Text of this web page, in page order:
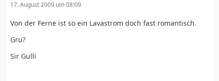
17. August 2009 um 08:09
Von der Ferne ist so ein Lavastrom doch fast romantisch.
Gru?
Sir Gulli